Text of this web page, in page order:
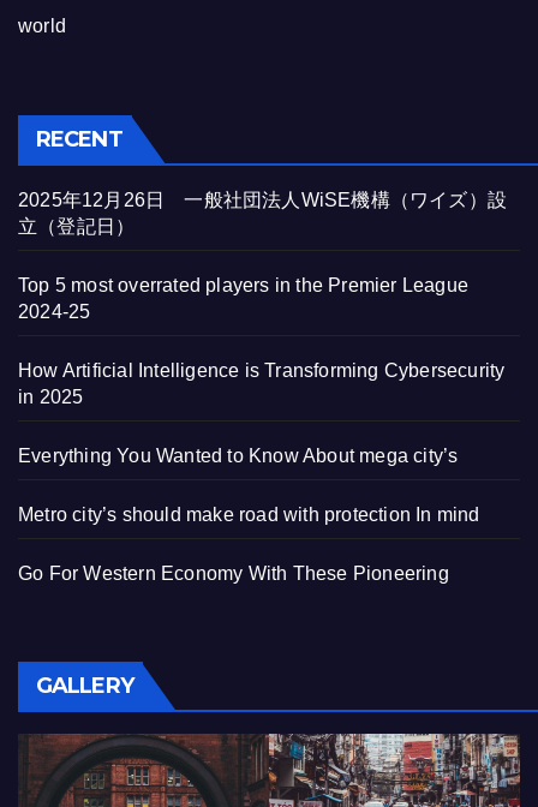
world
RECENT
2025年12月26日 一般社団法人WiSE機構（ワイズ）設
立（登記日）
Top 5 most overrated players in the Premier League
2024-25
How Artificial Intelligence is Transforming Cybersecurity
in 2025
Everything You Wanted to Know About mega city’s
Metro city’s should make road with protection In mind
Go For Western Economy With These Pioneering
GALLERY